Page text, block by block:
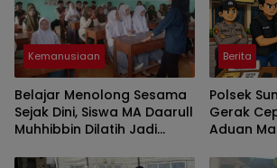
Kemanusiaan
Belajar Menolong Sesama
Sejak Dini, Siswa MA Daarull
Muhhibbin Dilatih Jadi
Berita
Polsek
Gerak
Aduan